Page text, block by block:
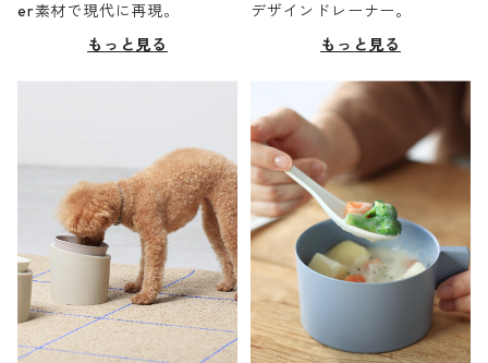
er素材で現代に再現。
もっと見る
デザインドレーナー。
もっと見る